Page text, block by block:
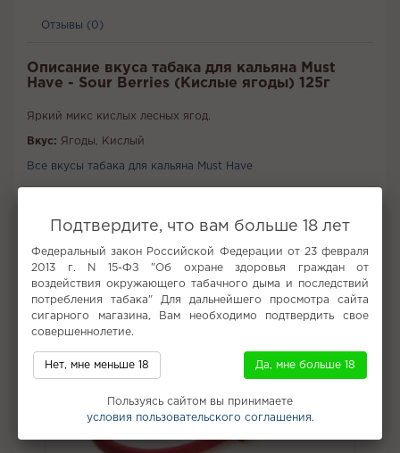
Отзывы (0)
Описание вкуса табака для кальяна Must
Have - Sour Berries (Кислые ягоды) 125г
Яркий микс кислых лесных ягод.
Вкус: Ягоды, Кислый
Все вкусы табака для кальяна Must Have
Подтвердите, что вам больше 18 лет
Федеральный закон Российской Федерации от 23 февраля
2013 г. N 15-ФЗ "Об охране здоровья граждан от
воздействия окружающего табачного дыма и последствий
потребления табака" Для дальнейшего просмотра сайта
сигарного магазина, Вам необходимо подтвердить свое
совершеннолетие.
Нет, мне меньше 18 Да, мне больше 18
Пользуясь сайтом вы принимаете
условия пользовательского соглашения.